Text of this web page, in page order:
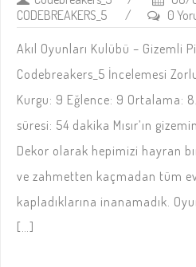
CODEBREAKERS_5
/ 0
Akıl Oyunları Kulübü – Gizemli
Codebreakers_5 İncelemesi
Kurgu: 9 Eğlence: 9 Ortalama:
süresi: 54 dakika Mısır’ın
Dekor olarak hepimizi hayran
ve zahmetten kaçmadan tüm
kapladıklarına inanamadık.
[…]